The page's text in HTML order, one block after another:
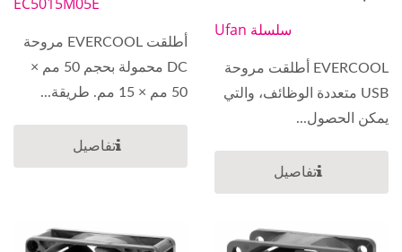
سلسلة Ufan
EVERCOOL أطلقت مروحة
USB متعددة الوظائف، والتي
يمكن الحصول...
تفاصيل
أطلقت EVERCOOL مروحة
DC محمولة بحجم 50 مم ×
50 مم × 15 مم. طريقة...
تفاصيل